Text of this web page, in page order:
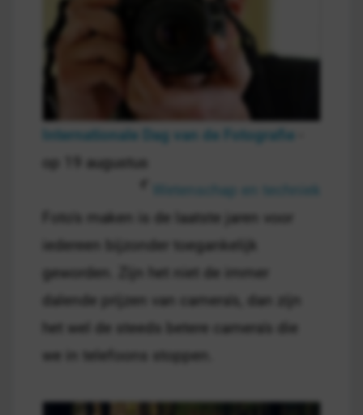
Internationale Dag van de Fotografie
op 19 augustus
Wetenschap en techniek
Foto's maken is de laatste jaren voor
iedereen bijzonder toegankelijk
geworden. Zijn het niet de immer
dalende prijzen van camera's, dan zijn
het wel de steeds betere camera's die
we in telefoons stoppen.